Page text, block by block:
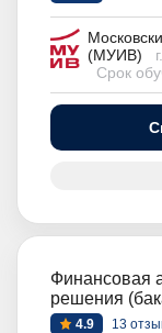
(МУИВ)
Срок
Финансовая
решения
4.9 13